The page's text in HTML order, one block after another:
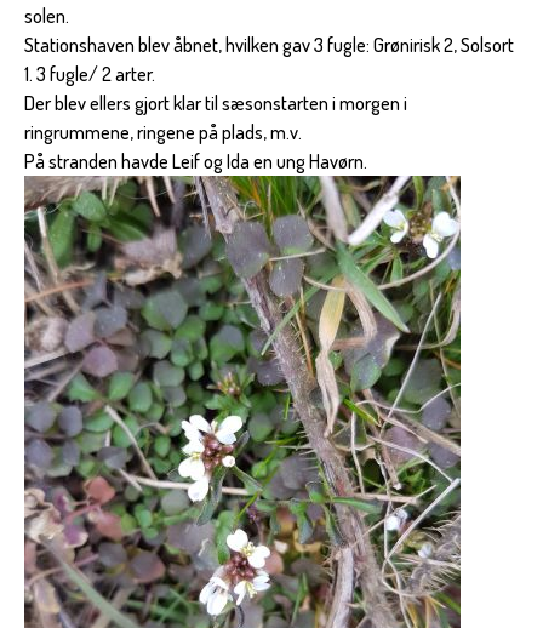
solen.
Stationshaven blev åbnet, hvilken gav 3 fugle: Grønirisk 2, Solsort
1. 3 fugle/ 2 arter.
Der blev ellers gjort klar til sæsonstarten i morgen i
ringrummene, ringene på plads, m.v.
På stranden havde Leif og Ida en ung Havørn.